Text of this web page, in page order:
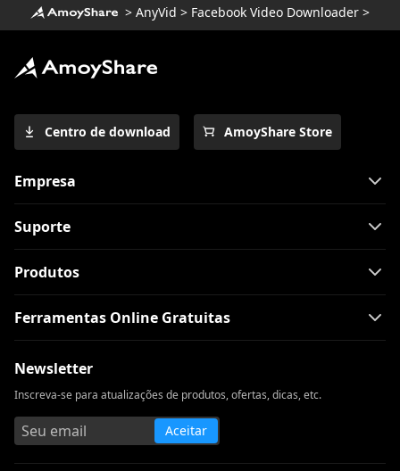
> AnyVid > Facebook Video Downloader >
Centro de download AmoyShare Store
Empresa
Suporte
Produtos
Ferramentas Online Gratuitas
Newsletter
Inscreva-se para atualizações de produtos, ofertas, dicas, etc.
Aceitar